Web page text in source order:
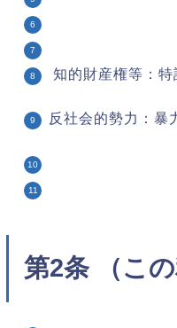
知的財産権等：
反社会的勢力：暴
第2条 （こ